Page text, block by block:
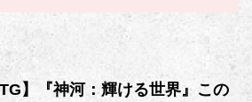
】『神河：輝ける世界』この